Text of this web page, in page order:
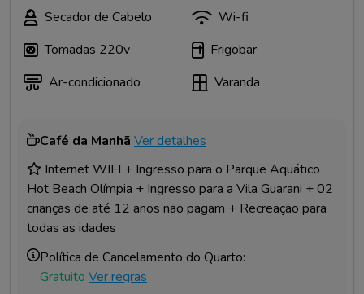
Secador de Cabelo
Wi-fi
Tomadas 220v
Frigobar
Ar-condicionado
Varanda
Café da Manhã Ver detalhes
Internet WIFI + Ingresso para o Parque Aquático
Hot Beach Olímpia + Ingresso para a Vila Guarani + 02
crianças de até 12 anos não pagam + Recreação para
todas as idades
Política de Cancelamento do Quarto:
Gratuito Ver regras